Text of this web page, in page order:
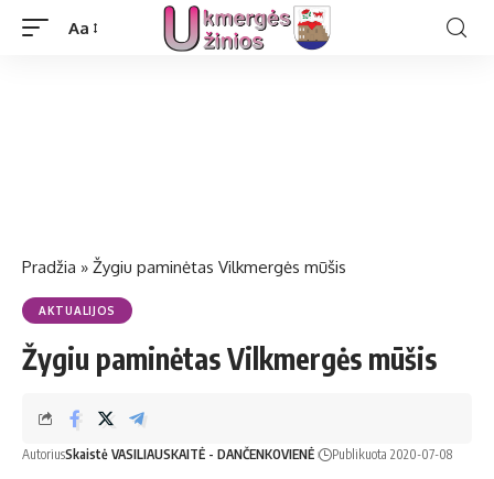
Aa
Pradžia » Žygiu paminėtas Vilkmergės mūšis
AKTUALIJOS
Žygiu paminėtas Vilkmergės mūšis
AutoriusSkaistė VASILIAUSKAITĖ - DANČENKOVIENĖ Publikuota 2020-07-08